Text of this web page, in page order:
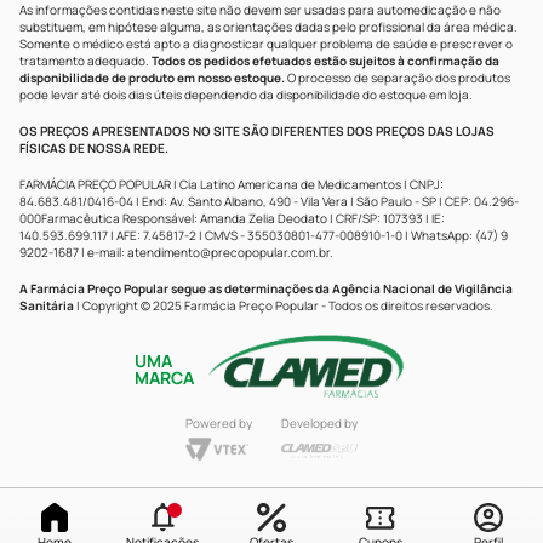
As informações contidas neste site não devem ser usadas para automedicação e não
substituem, em hipótese alguma, as orientações dadas pelo profissional da área médica.
Somente o médico está apto a diagnosticar qualquer problema de saúde e prescrever o
tratamento adequado. Todos os pedidos efetuados estão sujeitos à confirmação da
disponibilidade de produto em nosso estoque.O processo de separação dos produtos
pode levar até dois dias úteis dependendo da disponibilidade do estoque em loja.
OS PREÇOS APRESENTADOS NO SITE SÃO DIFERENTES DOS PREÇOS DAS LOJAS
FÍSICAS DE NOSSA REDE.
FARMÁCIA PREÇO POPULAR | Cia Latino Americana de Medicamentos | CNPJ:
84.683.481/0416-04 | End: Av. Santo Albano, 490 - Vila Vera | São Paulo - SP | CEP: 04.296-
000Farmacêutica Responsável: Amanda Zelia Deodato | CRF/SP: 107393 | IE:
140.593.699.117 | AFE: 7.45817-2 | CMVS - 355030801-477-008910-1-0 | WhatsApp: (47) 9
9202-1687 | e-mail: atendimento@precopopular.com.br.
A Farmácia Preço Popular segue as determinações da Agência Nacional de Vigilância
Sanitária | Copyright © 2025 Farmácia Preço Popular - Todos os direitos reservados.
UMA
MARCA
Powered by Developed by